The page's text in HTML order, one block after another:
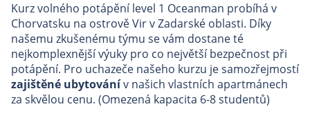
Kurz volného potápění level 1 Oceanman probíhá v
Chorvatsku na ostrově Vir v Zadarské oblasti. Díky
našemu zkušenému týmu se vám dostane té
nejkomplexnější výuky pro co největší bezpečnost při
potápění. Pro uchazeče našeho kurzu je samozřejmostí
zajištěné ubytovánív našich vlastních apartmánech
za skvělou cenu. (Omezená kapacita 6-8 studentů)